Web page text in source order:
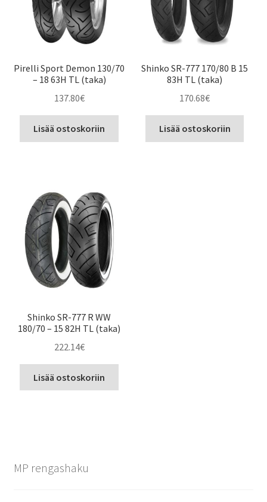
Pirelli Sport Demon 130/70
– 18 63H TL (taka)
137.80€
Lisää ostoskoriin
Shinko SR-777 170/80 B 15
83H TL (taka)
170.68€
Lisää ostoskoriin
Shinko SR-777 R WW
180/70 – 15 82H TL (taka)
222.14€
Lisää ostoskoriin
MP rengashaku